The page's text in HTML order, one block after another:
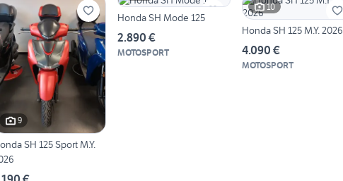
9
SH 125 Sport M.Y.
Honda SH Mode 125
2.890 €
MOTOSPORT
10
Honda SH 125 M.Y. 2026
4.090 €
MOTOSPORT